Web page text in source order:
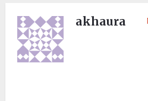
akhaura